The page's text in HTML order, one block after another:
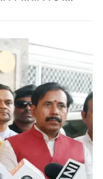
की जा सके.